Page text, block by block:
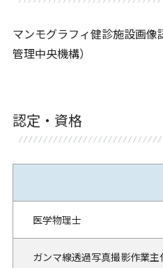
マンモグラフィ健診施設画
管理中央機構）
認定・資格
医学物理士
ガンマ線透過写真撮影作業主